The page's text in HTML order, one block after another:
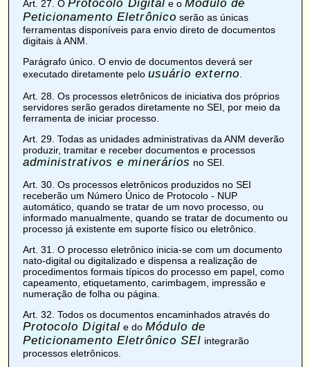
Art. 27 . O Protocolo Digital e oMódulo de
Peticionamento Eletrônico serão as únicas
ferramentas disponíveis para envio direto de documentos
digitais à ANM.
Parágrafo único. O envio de documentos deverá ser
executado diretamente pelo usuário externo
Art. 28. Os processos eletrônicos de iniciativa dos próprios
servidores serão gerados diretamente no SEI, por meio da
ferramenta de iniciar processo.
Art. 29. Todas as unidades administrativas da ANM deverão
produzir, tramitar e receber documentos e processos
administrativos e minerários no SEI.
Art. 30. Os processos eletrônicos produzidos no SEI
receberão um Número Único de Protocolo- NUP
automático, quando se tratar de um novo processo, ou
informado manualmente, quando se tratar de documento ou
processo já existente em suporte físico ou eletrônico.
Art. 31
. O processo eletrônico inicia-se com um documento
nato-digitalou digitalizadoe dispensa a realização de
procedimentos formais típicos do processo em papel, como
capeamento, etiquetamento, carimbagem, impressão e
numeração de folha ou página.
Art. 32 . Todos os documentos encaminhados através do
Protocolo Digital e doMódulo de
Peticionamento Eletrônico SEI integrarão
processos eletrônicos.